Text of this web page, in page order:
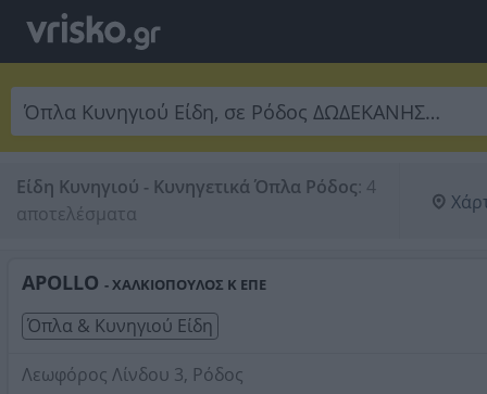
Είδη Κυνηγιού - Κυνηγετικά Όπλα Ρόδος: 4
αποτελέσματα
APOLLO - ΧΑΛΚΙΟΠΟΥΛΟΣ Κ ΕΠΕ
Όπλα & Κυνηγιού Είδη
Λεωφόρος Λίνδου 3, Ρόδος